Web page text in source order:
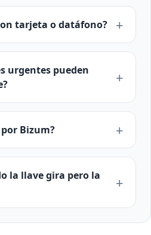
tarjeta o datáfono?
urgentes pueden
Bizum?
la llave gira pero la